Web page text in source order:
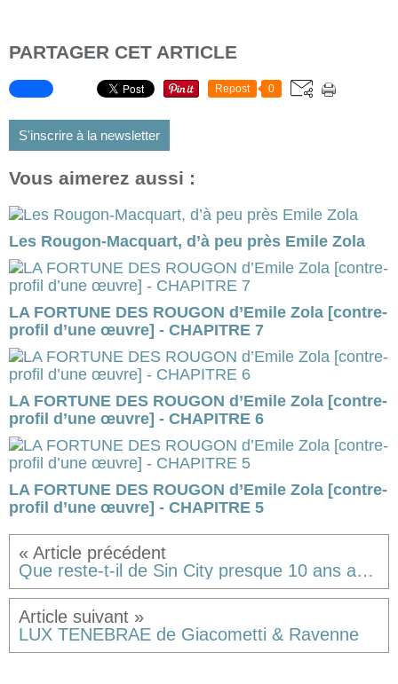
PARTAGER CET ARTICLE
Repost 0
S'inscrire à la newsletter
Vous aimerez aussi :
Les Rougon-Macquart, d’à peu près Emile Zola
LA FORTUNE DES ROUGON d’Emile Zola [contre-
profil d’une œuvre] - CHAPITRE 7
LA FORTUNE DES ROUGON d’Emile Zola [contre-
profil d’une œuvre] - CHAPITRE 6
LA FORTUNE DES ROUGON d’Emile Zola [contre-
profil d’une œuvre] - CHAPITRE 5
Que reste-t-il de Sin City presque 10 ans après...
LUX TENEBRAE de Giacometti & Ravenne